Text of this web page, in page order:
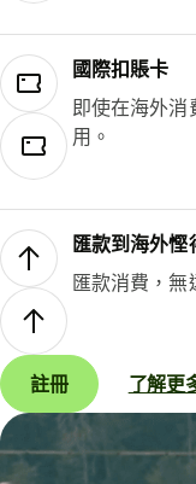
國際扣賬卡
即使在海外消
用。
匯款到海外慳
匯款消費，無
註冊 了解更